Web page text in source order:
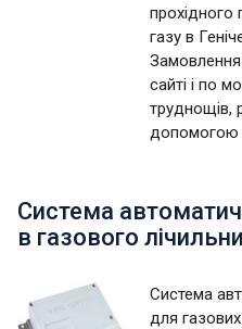
прохідного
газу в
сайті і по
труднощів,
допомогою
Система
в газового
Система
для газових